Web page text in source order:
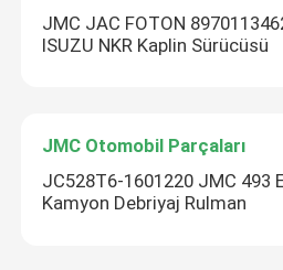
JMC JAC FOTON
ISUZU NKR Kaplin Sürücüsü
JMC Otomobil Parçaları
JC528T6-1601220 JMC 493
Kamyon Debriyaj Rulman